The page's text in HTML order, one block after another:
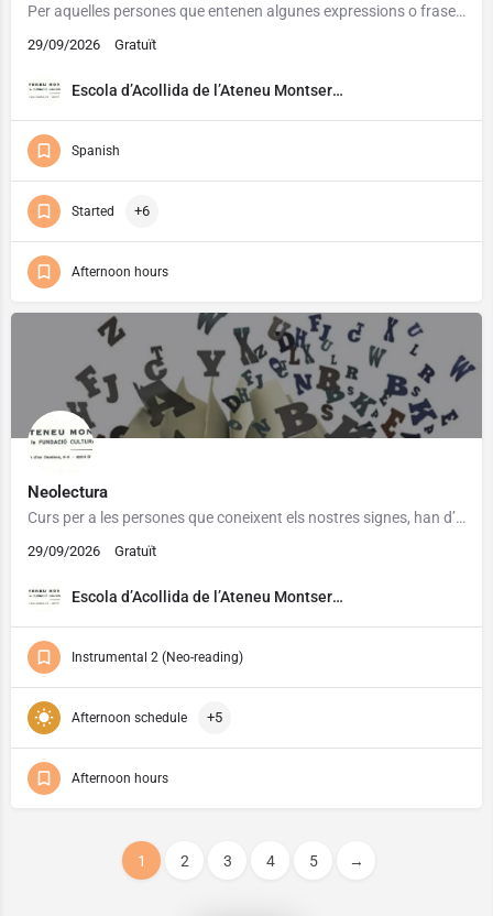
Per aquelles persones que entenen algunes expressions o frases i saben escriure alguna paraula en castellà.
29/09/2026 Gratuït
Escola d’Acollida de l’Ateneu Montserrat
Spanish
Started +6
Afternoon hours
Neolectura
Curs per a les persones que coneixent els nostres signes, han d’iniciar l’aprenentatge de l’escriptura i el…
29/09/2026 Gratuït
Escola d’Acollida de l’Ateneu Montserrat
Instrumental 2 (Neo-reading)
Afternoon schedule +5
Afternoon hours
1 2 3 4 5 →